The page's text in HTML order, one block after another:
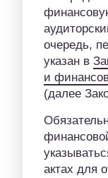
очередь,
указан в
и
(далее
актах для